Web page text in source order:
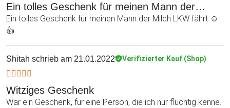
Ein tolles Geschenk für meinen Mann der…
Ein tolles Geschenk für meinen Mann der Milch LKW fährt ☺️
👍
Shitah schrieb am 21.01.2022 Verifizierter Kauf (Shop)
Witziges Geschenk
War ein Geschenk, für eine Person, die ich nur flüchtig kenne.